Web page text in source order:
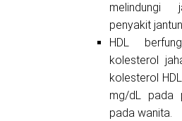
melindungi
penyakit
HDL
kolesterol
kolesterol
mg/dL pada
pada wanita.